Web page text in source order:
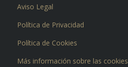
Aviso Legal
Política de Privacidad
Política de Cookies
Más información sobre las cookies